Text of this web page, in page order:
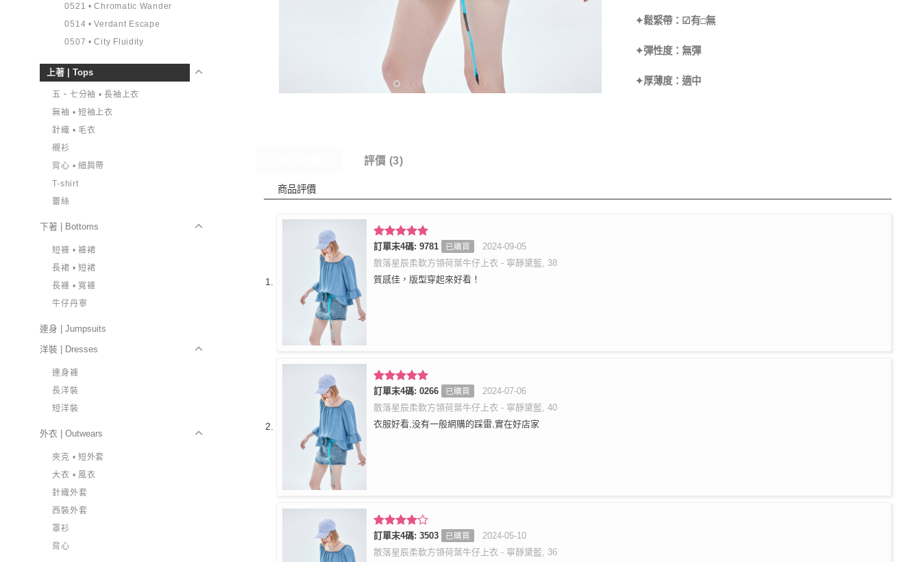
✦鬆緊帶：☑有□無
✦彈性度：無彈
✦厚薄度：適中
評價 (3)
商品評價
評分5滿
分 5
訂單末4碼: 9781 已購買
2024-09-05
散落星辰柔軟方領荷葉牛仔上衣 - 寧靜黛藍, 38
質感佳，版型穿起來好看！
評分5滿
分 5
訂單末4碼: 0266 已購買
2024-07-06
散落星辰柔軟方領荷葉牛仔上衣 - 寧靜黛藍, 40
衣服好看,没有一般網購的踩雷,實在好店家
評分4
滿分 5
訂單末4碼: 3503 已購買
2024-05-10
散落星辰柔軟方領荷葉牛仔上衣 - 寧靜黛藍, 36
0521 • Chromatic Wander
0514 • Verdant Escape
0507 • City Fluidity
上著 | Tops
五、七分袖 • 長袖上衣
無袖 • 短袖上衣
針織 • 毛衣
襯衫
背心 • 細肩帶
T-shirt
蕾絲
下著 | Bottoms
短褲 • 褲裙
長裙 • 短裙
長褲 • 寬褲
牛仔丹寧
連身 | Jumpsuits
洋裝 | Dresses
連身褲
長洋裝
短洋裝
外衣 | Outwears
夾克 • 短外套
大衣 • 風衣
針織外套
西裝外套
罩衫
背心